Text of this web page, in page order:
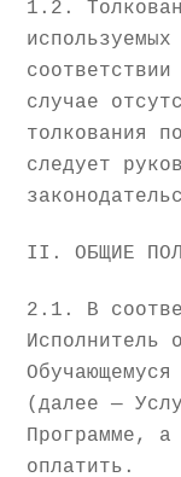
1.2.
случае
толкования
следует
II. ОБЩИЕ
2.1. В
Исполнитель
Обучающемуся
(далее —
Программе,
оплатить.